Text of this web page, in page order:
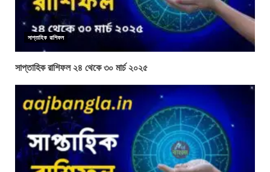
সাপ্তাহিক রাশিফল
সাপ্তাহিক রাশিফল ২৪ থেকে ৩০ মার্চ ২০২৫